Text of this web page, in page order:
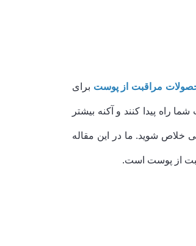
مراقبت از پوست برای
پیدا کنند و آکنه بیشتر
خلاص شوید. ما در این مقاله
از پوست است.